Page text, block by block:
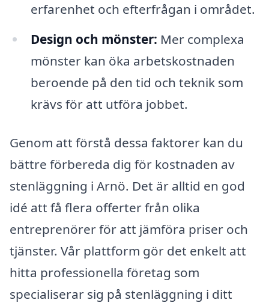
erfarenhet och efterfrågan i området.
Design och mönster: Mer complexa
mönster kan öka arbetskostnaden
beroende på den tid och teknik som
krävs för att utföra jobbet.
Genom att förstå dessa faktorer kan du
bättre förbereda dig för kostnaden av
stenläggning i Arnö. Det är alltid en god
idé att få flera offerter från olika
entreprenörer för att jämföra priser och
tjänster. Vår plattform gör det enkelt att
hitta professionella företag som
specialiserar sig på stenläggning i ditt